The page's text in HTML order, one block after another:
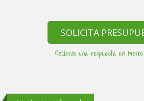
SOLICITA
Recibirás una respuesta en